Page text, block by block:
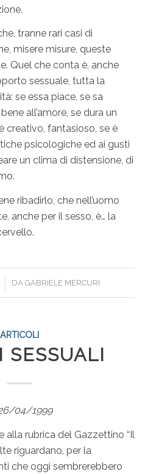
tranne rari casi di
misere misure, queste
Quel che conta è, anche
sessuale, tutta la
se essa piace, se sa
all’amore, se dura un
creativo, fantasioso, se è
psicologiche ed ai gusti
un clima di distensione, di
ribadirlo, che nell’uomo
anche per il sesso, è… la
DA GABRIELE MERCURI
ARTICOLI
SESSUALI
26/04/1999
alla rubrica del Gazzettino “Il
riguardano, per la
che oggi sembrerebbero